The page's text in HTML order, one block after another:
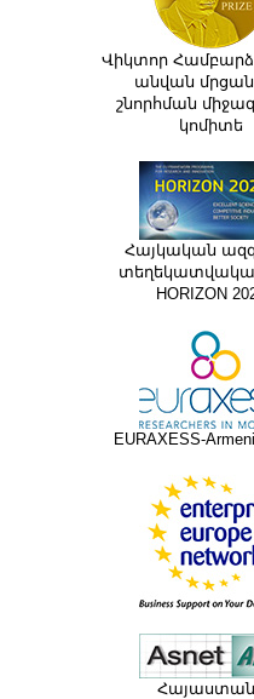
Վիկտոր
անվան
շնորհման
կոմիտե
Հայկական
HORIZON
EURAXESS-